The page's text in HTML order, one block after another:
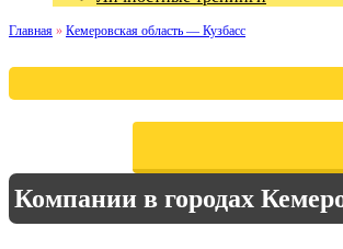
Главная » Кемеровская область — Кузбасс
Компании в городах